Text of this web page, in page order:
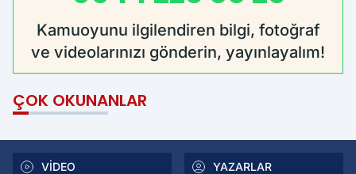
Kamuoyunu ilgilendiren bilgi, fotoğraf
ve videolarınızı gönderin, yayınlayalım!
ÇOK OKUNANLAR
VİDEO YAZARLAR